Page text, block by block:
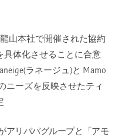
山本社で開催された協約
具体化させることに合意
ラネージュ)と Mamo
ニーズを反映させたティ
アリババグループと「アモ